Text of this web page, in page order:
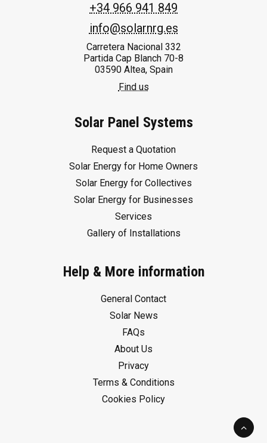
+34 966 941 849
info@solarnrg.es
Carretera Nacional 332
Partida Cap Blanch 70-8
03590 Altea, Spain
Find us
Solar Panel Systems
Request a Quotation
Solar Energy for Home Owners
Solar Energy for Collectives
Solar Energy for Businesses
Services
Gallery of Installations
Help & More information
General Contact
Solar News
FAQs
About Us
Privacy
Terms & Conditions
Cookies Policy